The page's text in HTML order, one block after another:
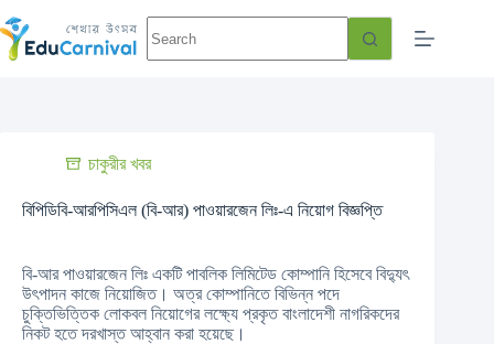
চাকুরীর খবর
বিপিডিবি-আরপিসিএল (বি-আর) পাওয়ারজেন লিঃ-এ নিয়োগ বিজ্ঞপ্তি
বি-আর পাওয়ারজেন লিঃ একটি পাবলিক লিমিটেড কোম্পানি হিসেবে বিদ্যুৎ
উৎপাদন কাজে নিয়োজিত। অত্র কোম্পানিতে বিভিন্ন পদে
চুক্তিভিত্তিক লোকবল নিয়োগের লক্ষ্যে প্রকৃত বাংলাদেশী নাগরিকদের
নিকট হতে দরখাস্ত আহ্বান করা হয়েছে।